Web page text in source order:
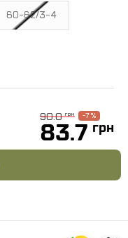
60-62/3-4
90.0грн -7 %
83.7 грн